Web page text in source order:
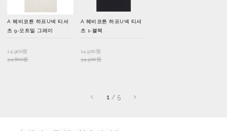
A 헤비코튼 하프U넥 티셔
츠 9-오트밀 그레이
14,900원
34,800원
A 헤비코튼 하프U넥 티셔
츠 1-블랙
14,900원
34,900원
1 / 5